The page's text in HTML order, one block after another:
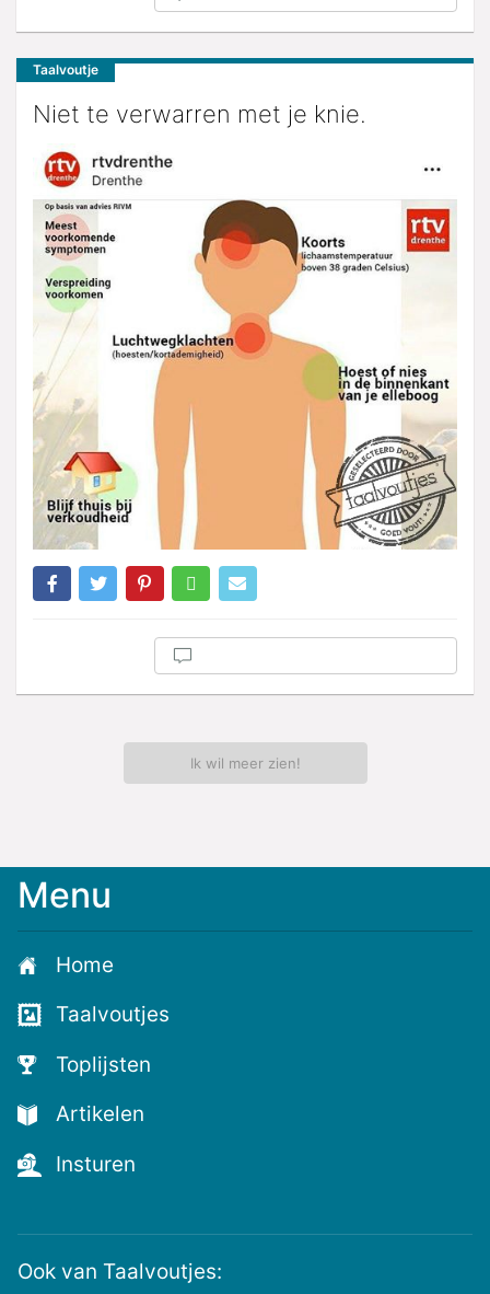
Taalvoutje
Niet te verwarren met je knie.
Ik wil meer zien!
Menu
Home
Taalvoutjes
Toplijsten
Artikelen
Insturen
Ook van Taalvoutjes: